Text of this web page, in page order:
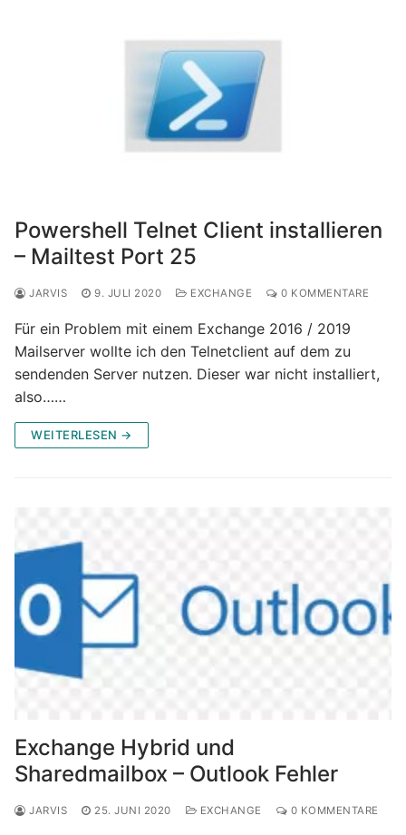
Powershell Telnet Client installieren
– Mailtest Port 25
JARVIS 9. JULI 2020 EXCHANGE 0 KOMMENTARE
Für ein Problem mit einem Exchange 2016 / 2019
Mailserver wollte ich den Telnetclient auf dem zu
sendenden Server nutzen. Dieser war nicht installiert,
also……
WEITERLESEN →
Exchange Hybrid und
Sharedmailbox – Outlook Fehler
JARVIS 25. JUNI 2020 EXCHANGE 0 KOMMENTARE